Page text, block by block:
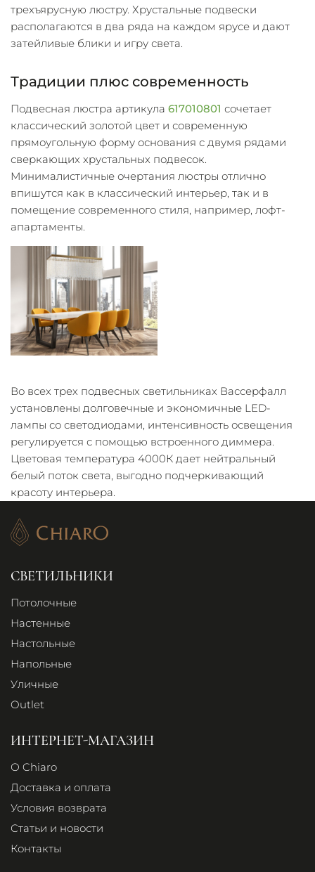
трехъярусную люстру. Хрустальные подвески
располагаются в два ряда на каждом ярусе и дают
затейливые блики и игру света.
Традиции плюс современность
Подвесная люстра артикула 617010801 сочетает
классический золотой цвет и современную
прямоугольную форму основания с двумя рядами
сверкающих хрустальных подвесок.
Минималистичные очертания люстры отлично
впишутся как в классический интерьер, так и в
помещение современного стиля, например, лофт-
апартаменты.
Во всех трех подвесных светильниках Вассерфалл
установлены долговечные и экономичные LED-
лампы со светодиодами, интенсивность освещения
регулируется с помощью встроенного диммера.
Цветовая температура 4000К дает нейтральный
белый поток света, выгодно подчеркивающий
красоту интерьера.
СВЕТИЛЬНИКИ
Потолочные
Настенные
Настольные
Напольные
Уличные
Outlet
ИНТЕРНЕТ-МАГАЗИН
О Chiaro
Доставка и оплата
Условия возврата
Статьи и новости
Контакты